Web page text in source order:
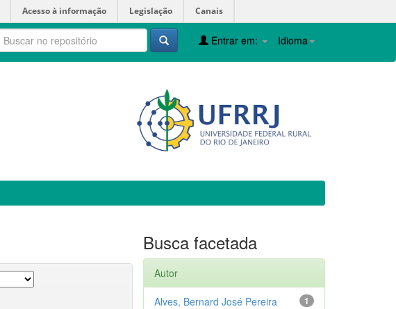
Acesso à informação Legislação Canais
Idioma
Entrar em:
Busca facetada
Autor
1
Alves, Bernard José Pereira